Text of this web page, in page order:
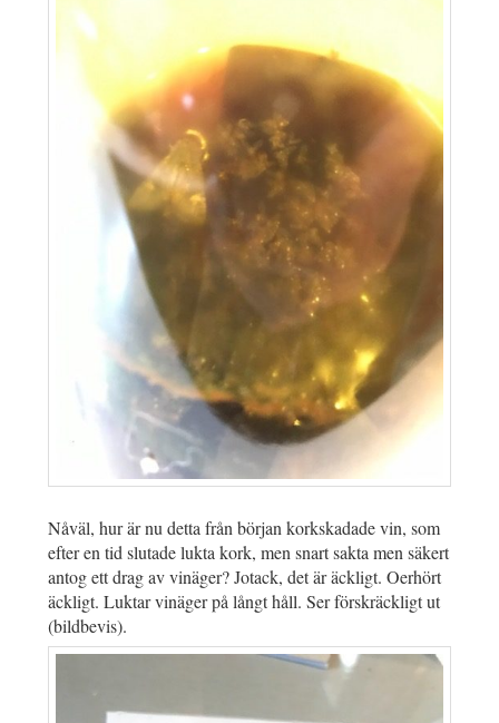
Nåväl, hur är nu detta från början korkskadade vin, som
efter en tid slutade lukta kork, men snart sakta men säkert
antog ett drag av vinäger? Jotack, det är äckligt. Oerhört
äckligt. Luktar vinäger på långt håll. Ser förskräckligt ut
(bildbevis).